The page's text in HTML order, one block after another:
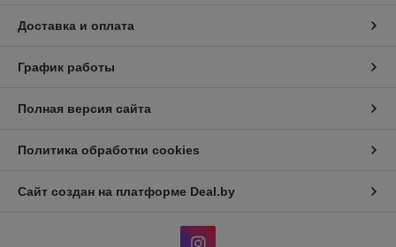
Доставка и оплата
График работы
Полная версия сайта
Политика обработки cookies
Сайт создан на платформе Deal.by